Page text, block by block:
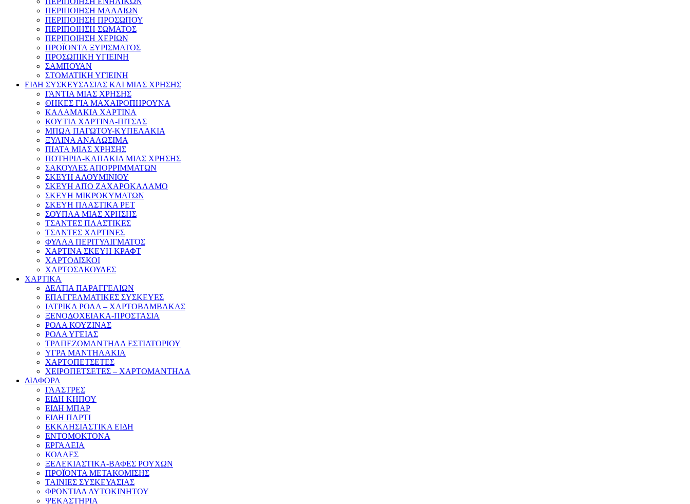
ΠΕΡΙΠΟΙΗΣΗ ΜΑΛΛΙΩΝ
ΠΕΡΙΠΟΙΗΣΗ ΠΡΟΣΩΠΟΥ
ΠΕΡΙΠΟΙΗΣΗ ΣΩΜΑΤΟΣ
ΠΕΡΙΠΟΙΗΣΗ ΧΕΡΙΩΝ
ΠΡΟΪΟΝΤΑ ΞΥΡΙΣΜΑΤΟΣ
ΠΡΟΣΩΠΙΚΗ ΥΓΙΕΙΝΗ
ΣΑΜΠΟΥΑΝ
ΣΤΟΜΑΤΙΚΗ ΥΓΙΕΙΝΗ
ΕΙΔΗ ΣΥΣΚΕΥΣΑΣΙΑΣ ΚΑΙ ΜΙΑΣ ΧΡΗΣΗΣ
ΓΑΝΤΙΑ ΜΙΑΣ ΧΡΗΣΗΣ
ΘΗΚΕΣ ΓΙΑ ΜΑΧΑΙΡΟΠΗΡΟΥΝΑ
ΚΑΛΑΜΑΚΙΑ ΧΑΡΤΙΝΑ
ΚΟΥΤΙΑ ΧΑΡΤΙΝΑ-ΠΙΤΣΑΣ
ΜΠΩΛ ΠΑΓΩΤΟΥ-ΚΥΠΕΛΑΚΙΑ
ΞΥΛΙΝΑ ΑΝΑΛΩΣΙΜΑ
ΠΙΑΤΑ ΜΙΑΣ ΧΡΗΣΗΣ
ΠΟΤΗΡΙΑ-ΚΑΠΑΚΙΑ ΜΙΑΣ ΧΡΗΣΗΣ
ΣΑΚΟΥΛΕΣ ΑΠΟΡΡΙΜΜΑΤΩΝ
ΣΚΕΥΗ ΑΛΟΥΜΙΝΙΟΥ
ΣΚΕΥΗ ΑΠΟ ΖΑΧΑΡΟΚΑΛΑΜΟ
ΣΚΕΥΗ ΜΙΚΡΟΚΥΜΑΤΩΝ
ΣΚΕΥΗ ΠΛΑΣΤΙΚΑ PET
ΣΟΥΠΛΑ ΜΙΑΣ ΧΡΗΣΗΣ
ΤΣΑΝΤΕΣ ΠΛΑΣΤΙΚΕΣ
ΤΣΑΝΤΕΣ ΧΑΡΤΙΝΕΣ
ΦΥΛΛΑ ΠΕΡΙΤΥΛΙΓΜΑΤΟΣ
ΧΑΡΤΙΝΑ ΣΚΕΥΗ ΚΡΑΦΤ
ΧΑΡΤΟΔΙΣΚΟΙ
ΧΑΡΤΟΣΑΚΟΥΛΕΣ
ΧΑΡΤΙΚΑ
ΔΕΛΤΙΑ ΠΑΡΑΓΓΕΛΙΩΝ
ΕΠΑΓΓΕΛΜΑΤΙΚΕΣ ΣΥΣΚΕΥΕΣ
ΙΑΤΡΙΚΑ ΡΟΛΑ – ΧΑΡΤΟΒΑΜΒΑΚΑΣ
ΞΕΝΟΔΟΧΕΙΑΚΑ-ΠΡΟΣΤΑΣΙΑ
ΡΟΛΑ ΚΟΥΖΙΝΑΣ
ΡΟΛΑ ΥΓΕΙΑΣ
ΤΡΑΠΕΖΟΜΑΝΤΗΛΑ ΕΣΤΙΑΤΟΡΙΟΥ
ΥΓΡΑ ΜΑΝΤΗΛΑΚΙΑ
ΧΑΡΤΟΠΕΤΣΕΤΕΣ
ΧΕΙΡΟΠΕΤΣΕΤΕΣ – ΧΑΡΤΟΜΑΝΤΗΛΑ
ΔΙΑΦΟΡΑ
ΓΛΑΣΤΡΕΣ
ΕΙΔΗ ΚΗΠΟΥ
ΕΙΔΗ ΜΠΑΡ
ΕΙΔΗ ΠΑΡΤΙ
ΕΚΚΛΗΣΙΑΣΤΙΚΑ ΕΙΔΗ
ΕΝΤΟΜΟΚΤΟΝΑ
ΕΡΓΑΛΕΙΑ
ΚΟΛΛΕΣ
ΞΕΛΕΚΙΑΣΤΙΚΑ-ΒΑΦΕΣ ΡΟΥΧΩΝ
ΠΡΟΪΟΝΤΑ ΜΕΤΑΚΟΜΙΣΗΣ
ΤΑΙΝΙΕΣ ΣΥΣΚΕΥΑΣΙΑΣ
ΦΡΟΝΤΙΔΑ ΑΥΤΟΚΙΝΗΤΟΥ
ΨΕΚΑΣΤΗΡΙΑ